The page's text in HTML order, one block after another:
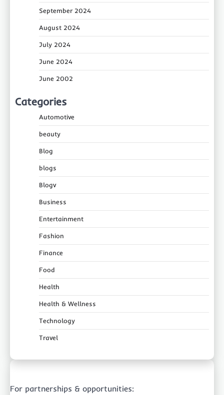
September 2024
August 2024
July 2024
June 2024
June 2002
Categories
Automotive
beauty
Blog
blogs
Blogv
Business
Entertainment
Fashion
Finance
Food
Health
Health & Wellness
Technology
Travel
For partnerships & opportunities: